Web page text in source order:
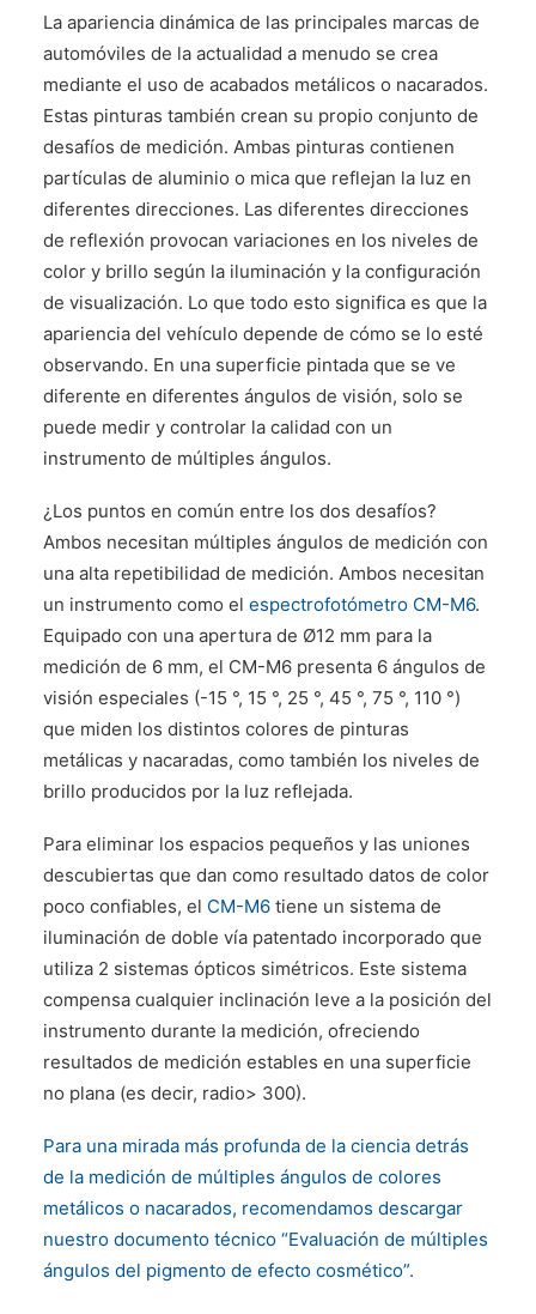
La apariencia dinámica de las principales marcas de
automóviles de la actualidad a menudo se crea
mediante el uso de acabados metálicos o nacarados.
Estas pinturas también crean su propio conjunto de
desafíos de medición. Ambas pinturas contienen
partículas de aluminio o mica que reflejan la luz en
diferentes direcciones. Las diferentes direcciones
de reflexión provocan variaciones en los niveles de
color y brillo según la iluminación y la configuración
de visualización. Lo que todo esto significa es que la
apariencia del vehículo depende de cómo se lo esté
observando. En una superficie pintada que se ve
diferente en diferentes ángulos de visión, solo se
puede medir y controlar la calidad con un
instrumento de múltiples ángulos.
¿Los puntos en común entre los dos desafíos?
Ambos necesitan múltiples ángulos de medición con
una alta repetibilidad de medición. Ambos necesitan
un instrumento como el espectrofotómetro CM-M6.
Equipado con una apertura de Ø12 mm para la
medición de 6 mm, el CM-M6 presenta 6 ángulos de
visión especiales (-15 °, 15 °, 25 °, 45 °, 75 °, 110 °)
que miden los distintos colores de pinturas
metálicas y nacaradas, como también los niveles de
brillo producidos por la luz reflejada.
Para eliminar los espacios pequeños y las uniones
descubiertas que dan como resultado datos de color
poco confiables, el CM-M6 tiene un sistema de
iluminación de doble vía patentado incorporado que
utiliza 2 sistemas ópticos simétricos. Este sistema
compensa cualquier inclinación leve a la posición del
instrumento durante la medición, ofreciendo
resultados de medición estables en una superficie
no plana (es decir, radio> 300).
Para una mirada más profunda de la ciencia detrás
de la medición de múltiples ángulos de colores
metálicos o nacarados, recomendamos descargar
nuestro documento técnico “Evaluación de múltiples
ángulos del pigmento de efecto cosmético”.